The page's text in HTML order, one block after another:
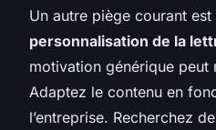
Un autre piège courant
personnalisation de la
motivation générique peut
Adaptez le contenu en
l’entreprise. Recherchez